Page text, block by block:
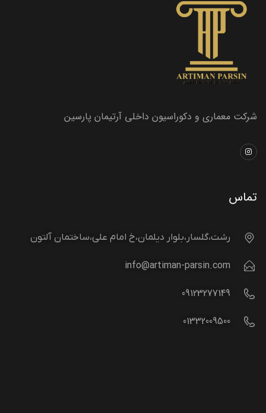
شرکت معماری و دکوراسیون داخلی آرتیمان پارسین
تماس
رشت،گلسار،بلوار دیلمان،خ امام علی،ساختمان آلتون
info@artiman-parsin.com
09123277149
01332009500